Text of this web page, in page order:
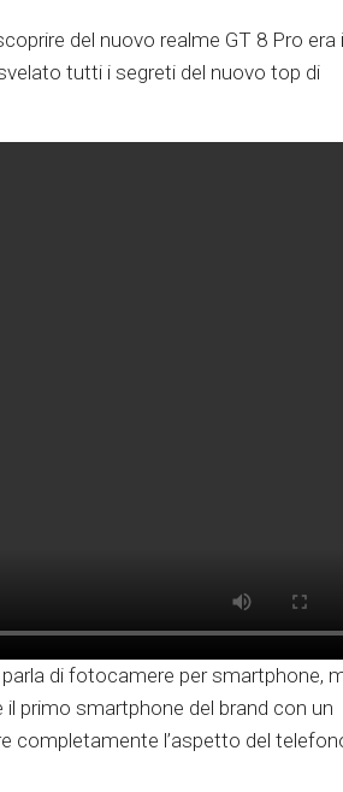
del nuovo realme GT 8 Pro era
tutti i segreti del nuovo top di
di fotocamere per smartphone,
primo smartphone del brand con un
completamente l’aspetto del